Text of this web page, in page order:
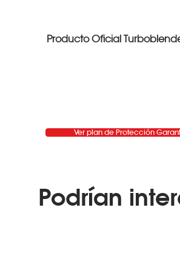
Producto Oficial
Ver plan de Protección
Podrían